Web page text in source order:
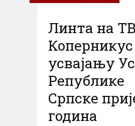
Линта на ТВ
Коперникус
усвајању
Републике
Српске
година